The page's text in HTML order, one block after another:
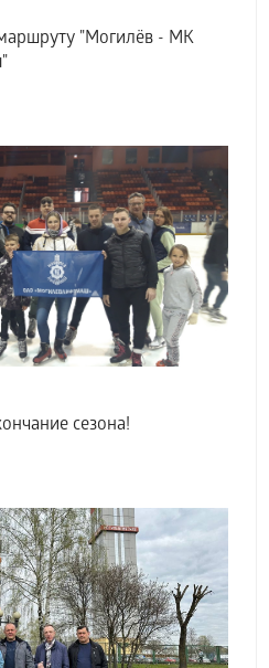
"Могилёв - МК
сезона!